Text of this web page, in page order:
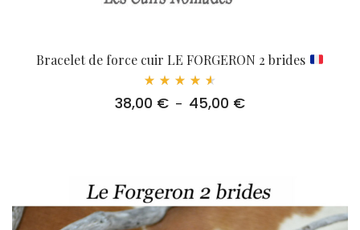
Bracelet de force cuir LE FORGERON 2 brides
4.67
38,00 € – 45,00 €Plage
45,00 €